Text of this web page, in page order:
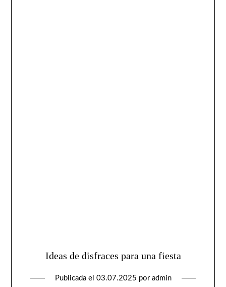
Ideas de disfraces para una fiesta
Publicada el 03.07.2025 por admin